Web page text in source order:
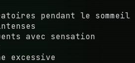
pendant le sommeil
avec sensation
excessive